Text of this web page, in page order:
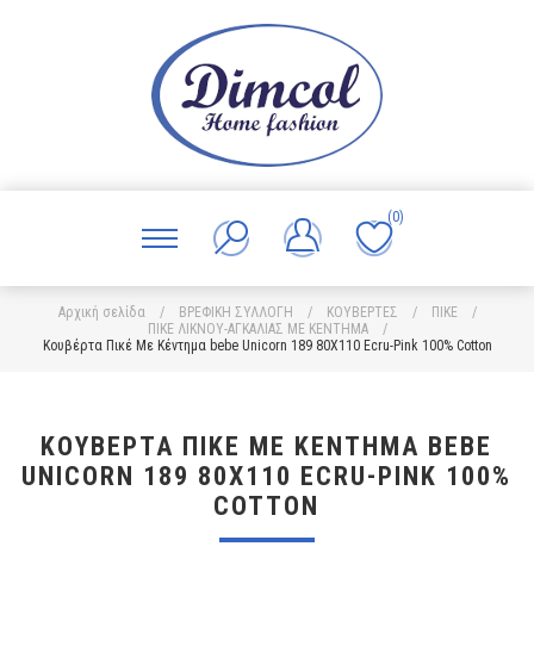
(0)
Αρχική σελίδα / ΒΡΕΦΙΚΗ ΣΥΛΛΟΓΗ / ΚΟΥΒΕΡΤΕΣ / ΠΙΚΕ
/
ΠΙΚΕ ΛΙΚΝΟΥ-ΑΓΚΑΛΙΑΣ ΜΕ ΚΕΝΤΗΜΑ
/
Κουβέρτα Πικέ Με Κέντημα bebe Unicorn 189 80X110 Ecru-Pink 100% Cotton
ΚΟΥΒΈΡΤΑ ΠΙΚΈ ΜΕ ΚΈΝΤΗΜΑ BEBE
UNICORN 189 80X110 ECRU-PINK 100%
COTTON